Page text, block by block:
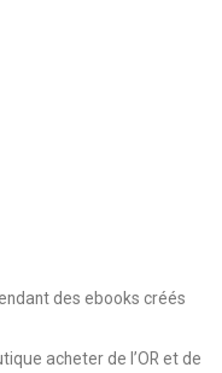
des ebooks créés
acheter de l’OR et de